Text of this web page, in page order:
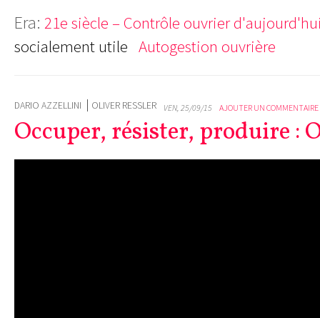
Era: 21e siècle – Contrôle ouvrier
socialement utile Autogestion ouvrière
DARIO AZZELLINI OLIVER RESSLER VEN, 25/09/15 AJOUTER UN COMMENTAIRE
Occuper, résister, produire :